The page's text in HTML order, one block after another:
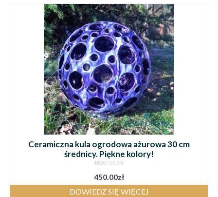
Ceramiczna kula ogrodowa ażurowa 30 cm
średnicy. Piękne kolory!
BRAK OCEN
450.00zł
DOWIEDZ SIĘ WIĘCEJ